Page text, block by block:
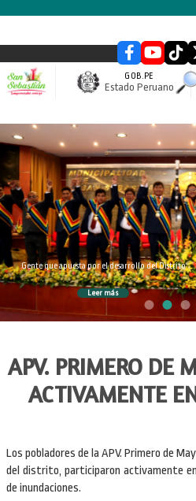
GOB.PE
Estado Peruano
slider
Gente que apuesta por el desarrollo del Distrito
Leer más
APV. PRIMERO DE
ACTIVAMENTE
Los pobladores de la APV. Primero de
del distrito, participaron activamente
de inundaciones.